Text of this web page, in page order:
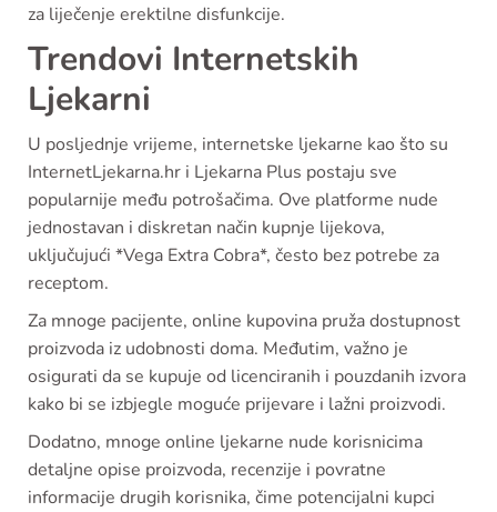
za liječenje erektilne disfunkcije.
Trendovi Internetskih
Ljekarni
U posljednje vrijeme, internetske ljekarne kao što su
InternetLjekarna.hr i Ljekarna Plus postaju sve
popularnije među potrošačima. Ove platforme nude
jednostavan i diskretan način kupnje lijekova,
uključujući *Vega Extra Cobra*, često bez potrebe za
receptom.
Za mnoge pacijente, online kupovina pruža dostupnost
proizvoda iz udobnosti doma. Međutim, važno je
osigurati da se kupuje od licenciranih i pouzdanih izvora
kako bi se izbjegle moguće prijevare i lažni proizvodi.
Dodatno, mnoge online ljekarne nude korisnicima
detaljne opise proizvoda, recenzije i povratne
informacije drugih korisnika, čime potencijalni kupci